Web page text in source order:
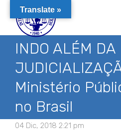
INDO ALÉM DA
Ministério
no Brasil
04 Dic, 2018 2:21 pm
Translate »